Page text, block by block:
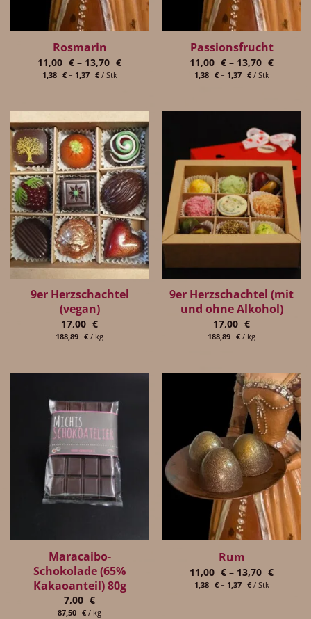
Rosmarin
11,00 € – 13,70 €
1,38 €– 1,37 €/ Stk
Passionsfrucht
11,00 € – 13,70 €
1,38 €– 1,37 €/ Stk
9er Herzschachtel
(vegan)
17,00 €
188,89 € / kg
9er Herzschachtel (mit
und ohne Alkohol)
17,00 €
188,89 € / kg
Maracaibo-
Schokolade (65%
Kakaoanteil) 80g
7,00 €
87,50 € / kg
Rum
11,00 € – 13,70 €
1,38 €– 1,37 €/ Stk